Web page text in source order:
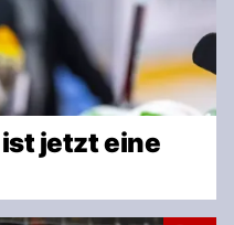
jetzt eine